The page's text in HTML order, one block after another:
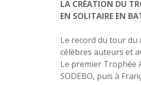
LA CRÉATION DU
EN SOLITAIRE EN
Le record du tour du
célèbres auteurs et
Le premier Trophée
SODEBO, puis à